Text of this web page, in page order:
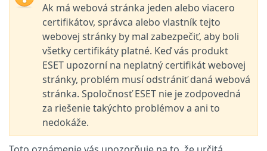
Ak má webová stránka jeden alebo viacero
certifikátov, správca alebo vlastník tejto
webovej stránky by mal zabezpečiť, aby boli
všetky certifikáty platné. Keď vás produkt
ESET upozorní na neplatný certifikát webovej
stránky, problém musí odstrániť daná webová
stránka. Spoločnosť ESET nie je zodpovedná
za riešenie takýchto problémov a ani to
nedokáže.